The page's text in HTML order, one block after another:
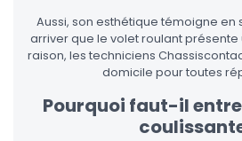
Aussi, son esthétique témoigne en
arriver que le volet roulant présente
raison, les techniciens
domicile pour toutes
Pourquoi faut-il